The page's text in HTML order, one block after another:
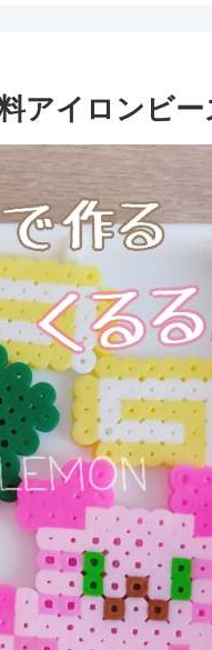
アイロンビー